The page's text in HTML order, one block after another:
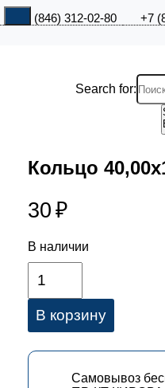
+7 (846) 312-02-80 +7
Search for:
Кольцо
30 ₽
В наличии
В корзину
Самовывоз